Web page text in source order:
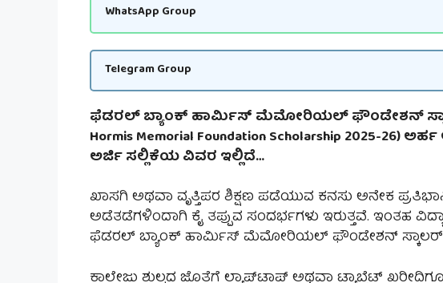
WhatsApp Group
Telegram Group
ಫೆಡರಲ್ ಬ್ಯಾಂಕ್ ಹಾರ್ಮಿಸ್ ಮೆಮೋರಿಯಲ್ ಫೌಂಡೇಶನ್
Hormis Memorial Foundation Scholarship 2025-
ಅರ್ಜಿ ಸಲ್ಲಿಕೆಯ ವಿವರ ಇಲ್ಲಿದೆ…
ಖಾಸಗಿ ಅಥವಾ ವೃತ್ತಿಪರ ಶಿಕ್ಷಣ ಪಡೆಯುವ ಕನಸು ಅನೇಕ
ಅಡೆತಡೆಗಳಿಂದಾಗಿ ಕೈ ತಪ್ಪುವ ಸಂದರ್ಭಗಳು ಇರುತ್ತವೆ. ಇಂತಹ
ಫೆಡರಲ್ ಬ್ಯಾಂಕ್ ಹಾರ್ಮಿಸ್ ಮೆಮೋರಿಯಲ್ ಫೌಂಡೇಶನ್